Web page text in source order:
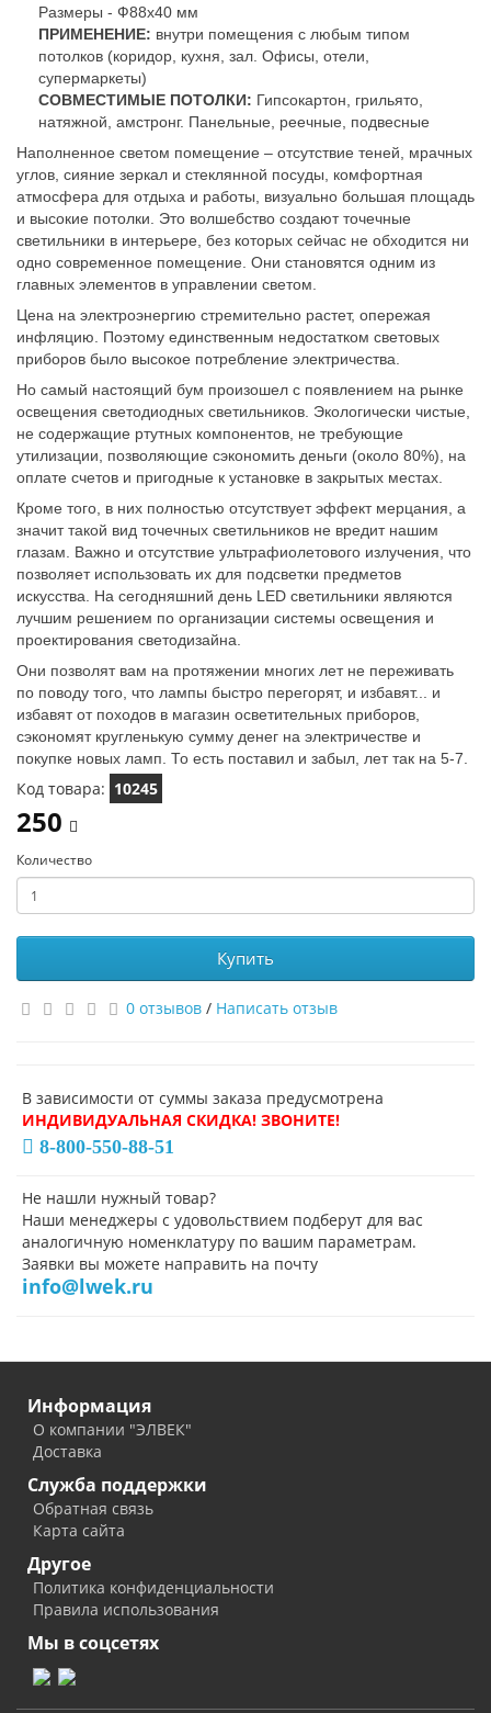
Размеры - Ф88x40 мм
ПРИМЕНЕНИЕ: внутри помещения с любым типом
потолков (коридор, кухня, зал. Офисы, отели,
супермаркеты)
СОВМЕСТИМЫЕ ПОТОЛКИ: Гипсокартон, грильято,
натяжной, амстронг. Панельные, реечные, подвесные
Наполненное светом помещение – отсутствие теней, мрачных
углов, сияние зеркал и стеклянной посуды, комфортная
атмосфера для отдыха и работы, визуально большая площадь
и высокие потолки. Это волшебство создают точечные
светильники в интерьере, без которых сейчас не обходится ни
одно современное помещение. Они становятся одним из
главных элементов в управлении светом.
Цена на электроэнергию стремительно растет, опережая
инфляцию. Поэтому единственным недостатком световых
приборов было высокое потребление электричества.
Но самый настоящий бум произошел с появлением на рынке
освещения светодиодных светильников. Экологически чистые,
не содержащие ртутных компонентов, не требующие
утилизации, позволяющие сэкономить деньги (около 80%), на
оплате счетов и пригодные к установке в закрытых местах.
Кроме того, в них полностью отсутствует эффект мерцания, а
значит такой вид точечных светильников не вредит нашим
глазам. Важно и отсутствие ультрафиолетового излучения, что
позволяет использовать их для подсветки предметов
искусства. На сегодняшний день LED светильники являются
лучшим решением по организации системы освещения и
проектирования светодизайна.
Они позволят вам на протяжении многих лет не переживать
по поводу того, что лампы быстро перегорят, и избавят... и
избавят от походов в магазин осветительных приборов,
сэкономят кругленькую сумму денег на электричестве и
покупке новых ламп. То есть поставил и забыл, лет так на 5-7.
Код товара: 10245
250
Количество
Купить
0 отзывов / Написать отзыв
В зависимости от суммы заказа предусмотрена
ИНДИВИДУАЛЬНАЯ СКИДКА! ЗВОНИТЕ!
8-800-550-88-51
Не нашли нужный товар?
Наши менеджеры с удовольствием подберут для вас
аналогичную номенклатуру по вашим параметрам.
Заявки вы можете направить на почту
info@lwek.ru
Информация
О компании "ЭЛВЕК"
Доставка
Служба поддержки
Обратная связь
Карта сайта
Другое
Политика конфиденциальности
Правила использования
Мы в соцсетях